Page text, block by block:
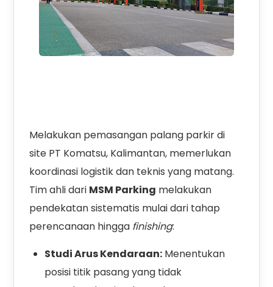
Melakukan pemasangan palang parkir di
site PT Komatsu, Kalimantan, memerlukan
koordinasi logistik dan teknis yang matang.
Tim ahli dari MSM Parking melakukan
pendekatan sistematis mulai dari tahap
perencanaan hingga finishing:
Studi Arus Kendaraan: Menentukan
posisi titik pasang yang tidak